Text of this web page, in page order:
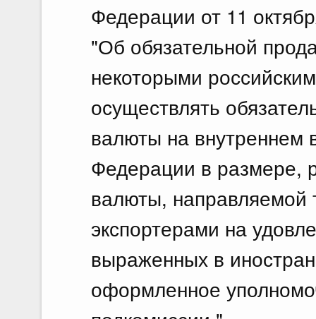
Федерации от 11
"Об обязательной
некоторыми
осуществлять
валюты на внутреннем
Федерации в размере,
валюты, направляемой
экспортерами на
выраженных в
оформленное